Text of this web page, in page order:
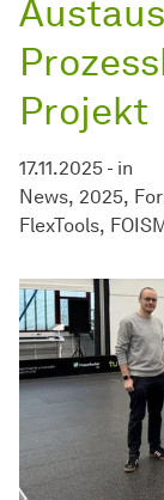
Projekt
17.11.2025 - in
News 2025
FlexTools
FOISM